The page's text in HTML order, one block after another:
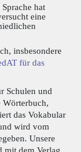
hat
eine
insbesondere
für das
Schulen und
Wörterbuch,
das Vokabular
wird vom
Unsere
mit dem Verlag